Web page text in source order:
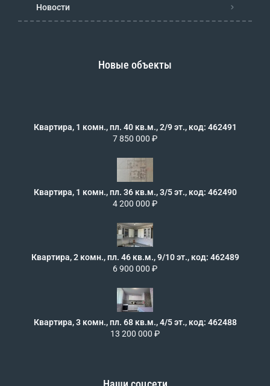
Новости
Новые объекты
Квартира, 1 комн., пл. 40 кв.м., 2/9 эт., код: 462491
7 850 000 ₽
Квартира, 1 комн., пл. 36 кв.м., 3/5 эт., код: 462490
4 200 000 ₽
Квартира, 2 комн., пл. 46 кв.м., 9/10 эт., код: 462489
6 900 000 ₽
Квартира, 3 комн., пл. 68 кв.м., 4/5 эт., код: 462488
13 200 000 ₽